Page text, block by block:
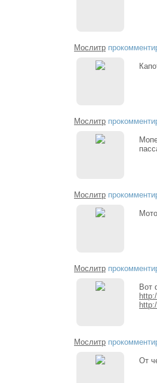
Мослитр
Мослитр
Мослитр
Мослитр
Вот
Мослитр
От